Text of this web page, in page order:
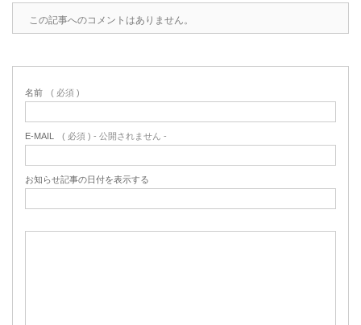
この記事へのコメントはありません。
名前 ( 必須 )
E-MAIL ( 必須 ) - 公開されません -
お知らせ記事の日付を表示する